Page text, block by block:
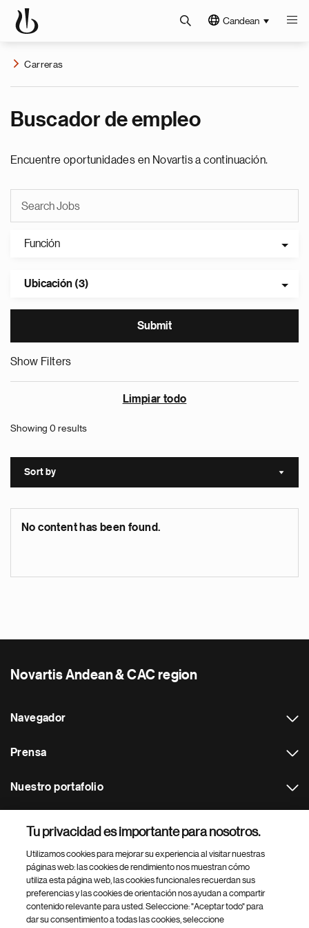
Candean
Carreras
Buscador de empleo
Encuentre oportunidades en Novartis a continuación.
Función
Ubicación (3)
Show Filters
Limpiar todo
Showing 0 results
Sort by Sort
No content has been found.
Novartis Andean & CAC region
Navegador
Prensa
Nuestro portafolio
Footer Site Search
Tu privacidad es importante para nosotros.
Utilizamos cookies para mejorar su experiencia al visitar nuestras
páginas web: las cookies de rendimiento nos muestran cómo
utiliza esta página web, las cookies funcionales recuerdan sus
preferencias y las cookies de orientación nos ayudan a compartir
contenido relevante para usted. Seleccione: "Aceptar todo" para
dar su consentimiento a todas las cookies, seleccione